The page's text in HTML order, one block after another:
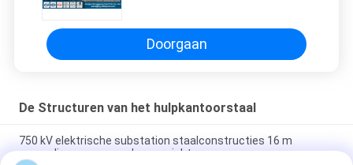
Doorgaan
De Structuren van het hulpkantoorstaal
750 kV elektrische substation staalconstructies 16 m
eenmalig vormen zonder gewricht